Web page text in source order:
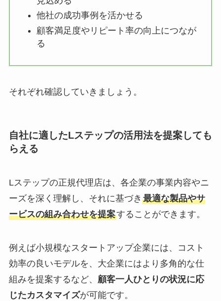
他社の成功事例を活かせる
顧客満足度やリピート率の向上につなが
る
それぞれ確認していきましょう。
自社に適したLステップの活用法を提案しても
らえる
Lステップの正規代理店は、各企業の事業内容やニ
ーズを深く理解し、それに基づき 最適な製品やサ
ービスの組み合わせを提案することができます。
例えば小規模なスタートアップ企業には、コスト
効率の良いモデルを、大企業にはより多角的な仕
組みを提案するなど、 顧客一人ひとりの状況に応
じたカスタマイズが可能です。